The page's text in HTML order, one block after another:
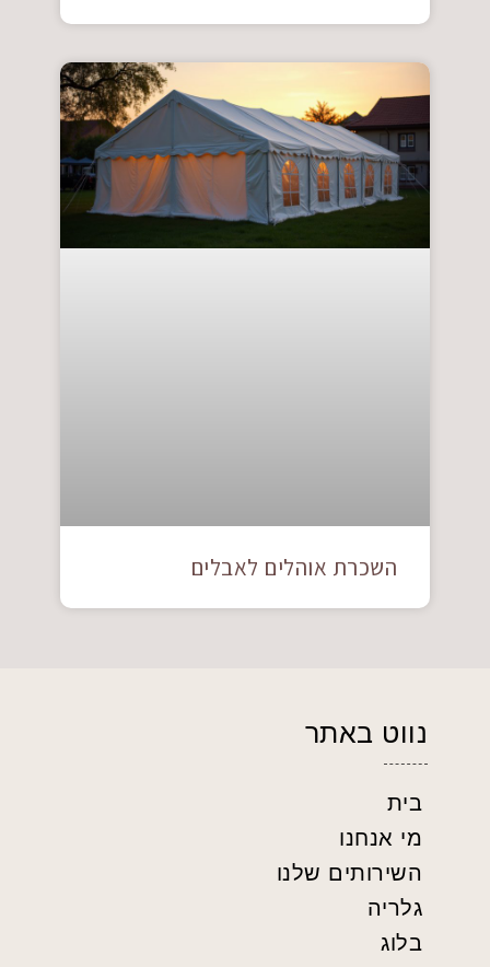
השכרת אוהלים לאבלים
נווט באתר
בית
מי אנחנו
השירותים שלנו
גלריה
בלוג